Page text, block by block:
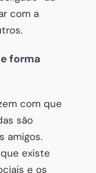
com a
forma
com que
são
amigos.
existe
e os